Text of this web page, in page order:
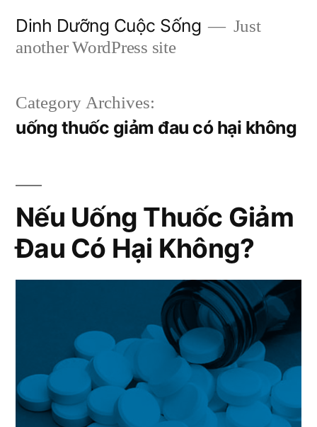
Dinh Dưỡng Cuộc Sống
Just
another WordPress site
Category Archives:
uống thuốc giảm đau có hại không
Nếu Uống Thuốc Giảm
Đau Có Hại Không?